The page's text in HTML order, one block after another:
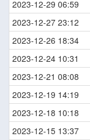
2023-12-29 06:59
2023-12-27 23:12
2023-12-26 18:34
2023-12-24 10:31
2023-12-21 08:08
2023-12-19 14:19
2023-12-18 10:18
2023-12-15 13:37